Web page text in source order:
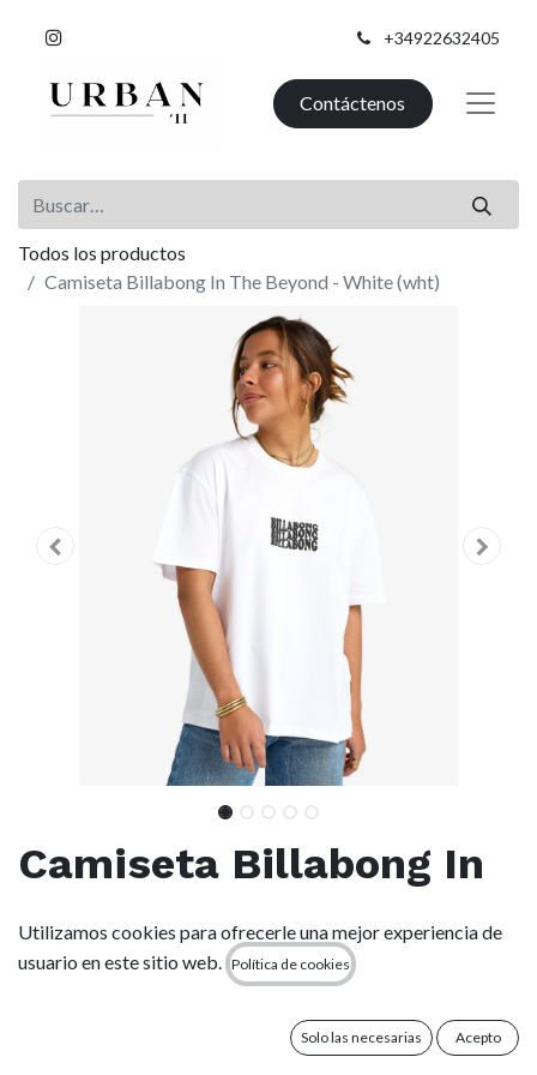
+34922632405
Contáctenos
Todos los productos
Camiseta Billabong In The Beyond - White (wht)
Camiseta Billabong In
The Beyond - White
(wht)
Style EBJZT00469 Código de color wht
Utilizamos cookies para ofrecerle una mejor experiencia de
usuario en este sitio web.
Política de cookies
Solo las necesarias Acepto